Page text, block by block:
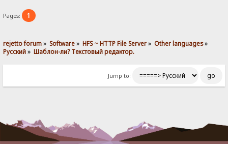
Pages: 1
rejetto forum» Software» HFS ~ HTTP File Server» Other languages»
Pусский» Шаблон-ли? Текстовый редактор.
Jump to: